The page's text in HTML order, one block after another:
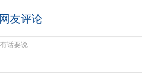
网友评论